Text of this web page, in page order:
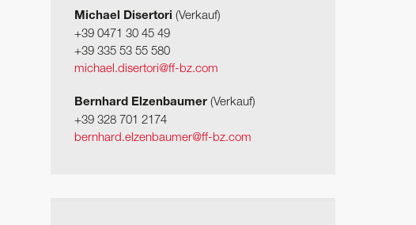
Michael Disertori (Verkauf)
+39 0471 30 45 49
+39 335 53 55 580
michael.disertori@ff-bz.com
Bernhard Elzenbaumer (Verkauf)
+39 328 701 2174
bernhard.elzenbaumer@ff-bz.com